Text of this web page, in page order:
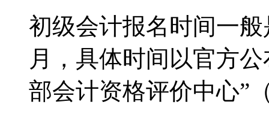
初级会计报名时间一
月，具体时间以官方
部会计资格评价中心”